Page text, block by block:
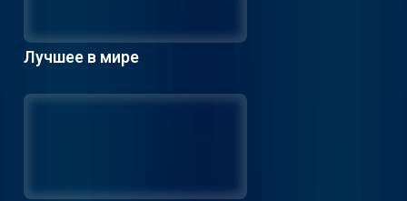
Лучшее в мире